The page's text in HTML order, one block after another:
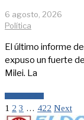
6 agosto, 2026
Política
El último informe
expuso un fuerte
Milei. La
1 2 3 … 422 Next